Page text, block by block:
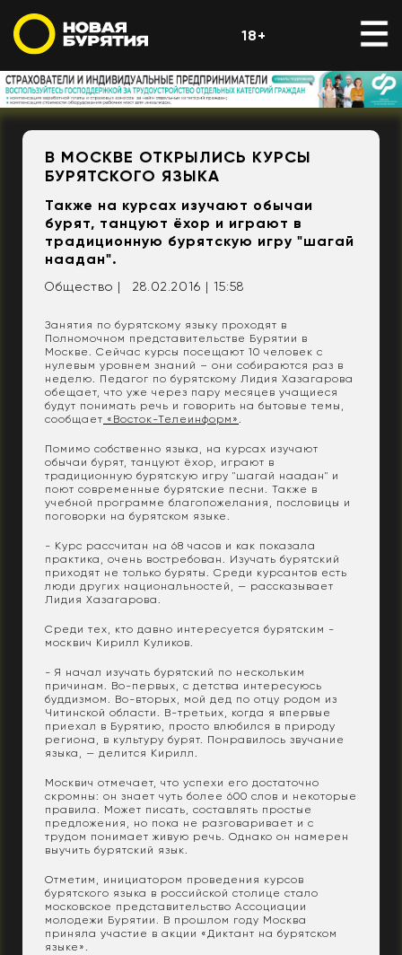
18+
В МОСКВЕ ОТКРЫЛИСЬ КУРСЫ
БУРЯТСКОГО ЯЗЫКА
Также на курсах изучают обычаи
бурят, танцуют ёхор и играют в
традиционную бурятскую игру "шагай
наадан".
Общество | 28.02.2016 | 15:58
Занятия по бурятскому языку проходят в
Полномочном представительстве Бурятии в
Москве. Сейчас курсы посещают 10 человек с
нулевым уровнем знаний – они собираются раз в
неделю. Педагог по бурятскому Лидия Хазагарова
обещает, что уже через пару месяцев учащиеся
будут понимать речь и говорить на бытовые темы,
сообщает «Восток-Телеинформ».
Помимо собственно языка, на курсах изучают
обычаи бурят, танцуют ёхор, играют в
традиционную бурятскую игру "шагай наадан" и
поют современные бурятские песни. Также в
учебной программе благопожелания, пословицы и
поговорки на бурятском языке.
- Курс рассчитан на 68 часов и как показала
практика, очень востребован. Изучать бурятский
приходят не только буряты. Среди курсантов есть
люди других национальностей, — рассказывает
Лидия Хазагарова.
Среди тех, кто давно интересуется бурятским -
москвич Кирилл Куликов.
- Я начал изучать бурятский по нескольким
причинам. Во-первых, с детства интересуюсь
буддизмом. Во-вторых, мой дед по отцу родом из
Читинской области. В-третьих, когда я впервые
приехал в Бурятию, просто влюбился в природу
региона, в культуру бурят. Понравилось звучание
языка, — делится Кирилл.
Москвич отмечает, что успехи его достаточно
скромны: он знает чуть более 600 слов и некоторые
правила. Может писать, составлять простые
предложения, но пока не разговаривает и с
трудом понимает живую речь. Однако он намерен
выучить бурятский язык.
Отметим, инициатором проведения курсов
бурятского языка в российской столице стало
московское представительство Ассоциации
молодежи Бурятии. В прошлом году Москва
приняла участие в акции «Диктант на бурятском
языке».